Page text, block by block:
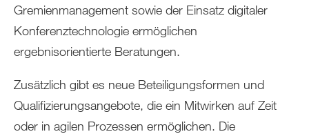
Gremienmanagement sowie der Einsatz digitaler
Konferenztechnologie ermöglichen
ergebnisorientierte Beratungen.
Zusätzlich gibt es neue Beteiligungsformen und
Qualifizierungsangebote, die ein Mitwirken auf Zeit
oder in agilen Prozessen ermöglichen. Die